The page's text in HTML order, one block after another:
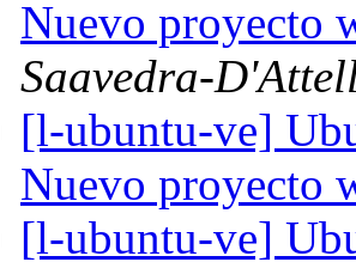
Nuevo proyecto
Saavedra-
[l-ubuntu-ve]
Nuevo proyecto
[l-ubuntu-ve]